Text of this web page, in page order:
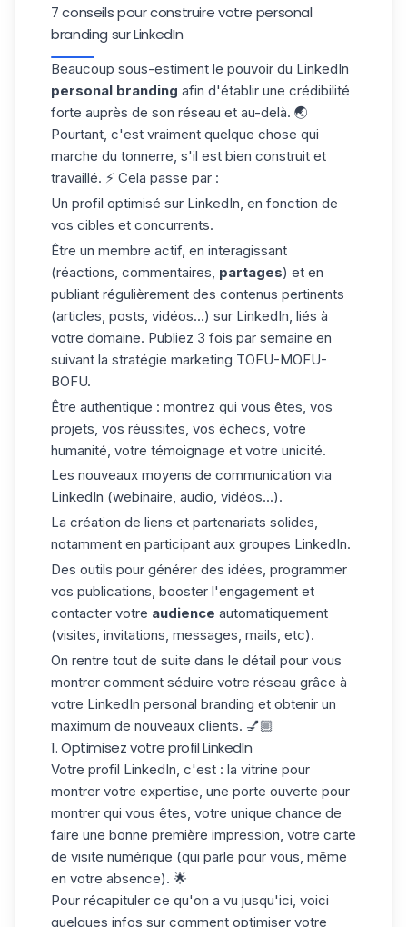
7 conseils pour construire votre personal
branding sur LinkedIn
Beaucoup sous-estiment le pouvoir du LinkedIn
personal branding afin d'établir une crédibilité
forte auprès de son réseau et au-delà. 🌏
Pourtant, c'est vraiment quelque chose qui
marche du tonnerre, s'il est bien construit et
travaillé. ⚡️ Cela passe par :
Un profil optimisé sur LinkedIn, en fonction de
vos cibles et concurrents.
Être un membre actif, en interagissant
(réactions, commentaires, partages) et en
publiant régulièrement des contenus pertinents
(articles, posts, vidéos...) sur LinkedIn, liés à
votre domaine. Publiez 3 fois par semaine en
suivant la stratégie marketing TOFU-MOFU-
BOFU.
Être authentique : montrez qui vous êtes, vos
projets, vos réussites, vos échecs, votre
humanité, votre témoignage et votre unicité.
Les nouveaux moyens de communication via
LinkedIn (webinaire, audio, vidéos...).
La création de liens et partenariats solides,
notamment en participant aux groupes LinkedIn.
Des outils pour générer des idées, programmer
vos publications, booster l'engagement et
contacter votre audience automatiquement
(visites, invitations, messages, mails, etc).
On rentre tout de suite dans le détail pour vous
montrer comment séduire votre réseau grâce à
votre LinkedIn personal branding et obtenir un
maximum de nouveaux clients. 💅🏼
1. Optimisez votre profil LinkedIn
Votre profil LinkedIn, c'est : la vitrine pour
montrer votre expertise, une porte ouverte pour
montrer qui vous êtes, votre unique chance de
faire une bonne première impression, votre carte
de visite numérique (qui parle pour vous, même
en votre absence). 🌟
Pour récapituler ce qu'on a vu jusqu'ici, voici
quelques infos sur comment optimiser votre